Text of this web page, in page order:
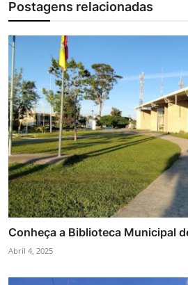
Postagens relacionadas
Conheça a Biblioteca Municipal
Abril 4, 2025